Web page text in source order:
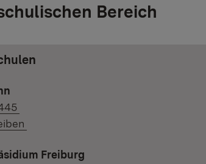
Bereich
Freiburg